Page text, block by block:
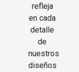
refleja
en cada
detalle
de
nuestros
diseños